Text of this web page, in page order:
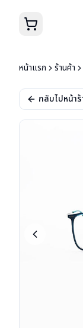
หน้าแรก ร้านค้า
กลับไปหน้าร้